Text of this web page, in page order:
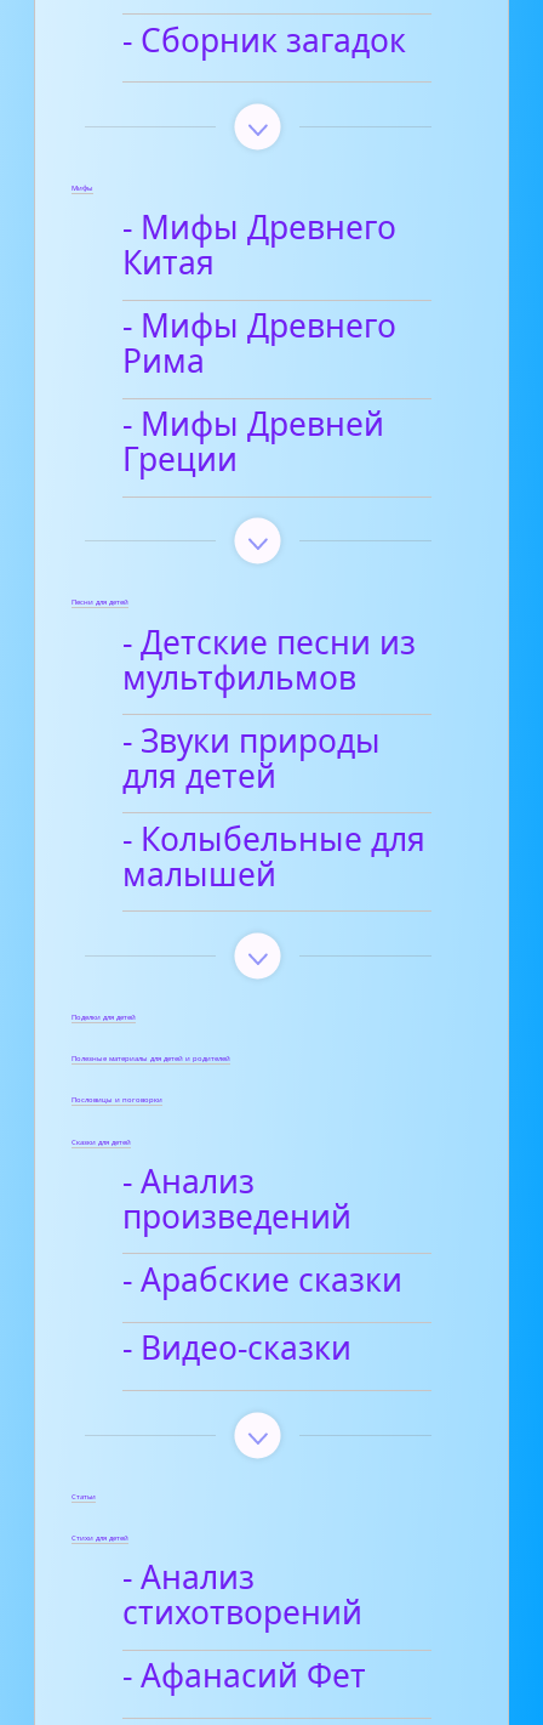
- Сборник загадок
Мифы
- Мифы Древнего
Китая
- Мифы Древнего
Рима
- Мифы Древней
Греции
Песни для детей
- Детские песни из
мультфильмов
- Звуки природы
для детей
- Колыбельные для
малышей
Поделки для детей
Полезные материалы для детей и родителей
Пословицы и поговорки
Сказки для детей
- Анализ
произведений
- Арабские сказки
- Видео-сказки
Статьи
Стихи для детей
- Анализ
стихотворений
- Афанасий Фет